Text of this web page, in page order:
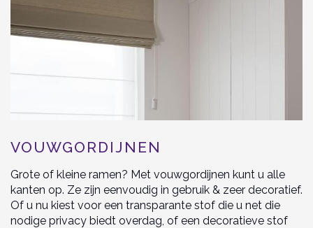
VOUWGORDIJNEN
Grote of kleine ramen? Met vouwgordijnen kunt u alle
kanten op. Ze zijn eenvoudig in gebruik & zeer decoratief.
Of u nu kiest voor een transparante stof die u net die
nodige privacy biedt overdag, of een decoratieve stof